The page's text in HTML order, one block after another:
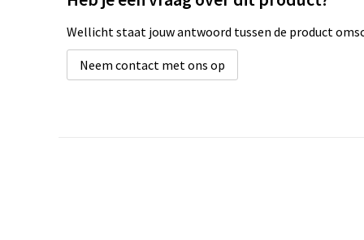
Wellicht staat jouw antwoord tussen de product
Neem contact met ons op